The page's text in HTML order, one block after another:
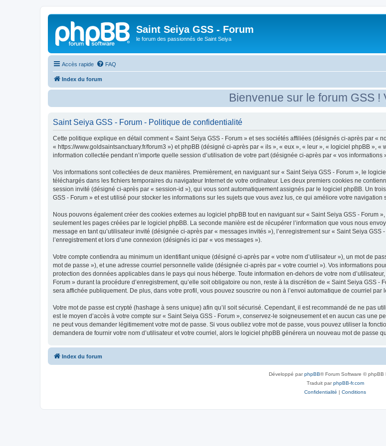
Saint Seiya GSS - Forum
le forum des passionnés de Saint Seiya
Accès rapide FAQ
Index du forum
Bienvenue sur le forum GSS !
Saint Seiya GSS - Forum - Politique de confidentialité
Cette politique explique en détail comment « Saint Seiya GSS - Forum » et ses sociétés affiliées (désignés ci-après par «
« https://www.goldsaintsanctuary.fr/forum3 ») et phpBB (désigné ci-après par « ils », « eux », « leur », « logiciel phpBB »,
information collectée pendant n’importe quelle session d’utilisation de votre part (désignée ci-après par « vos informations
Vos informations sont collectées de deux manières. Premièrement, en naviguant sur « Saint Seiya GSS - Forum », le
téléchargés dans les fichiers temporaires du navigateur Internet de votre ordinateur. Les deux premiers cookies ne
session invité (désigné ci-après par « session-id »), qui vous sont automatiquement assignés par le logiciel phpBB. Un
GSS - Forum » et est utilisé pour stocker les informations sur les sujets que vous avez lus, ce qui améliore votre navigation
Nous pouvons également créer des cookies externes au logiciel phpBB tout en naviguant sur « Saint Seiya GSS - Forum
seulement les pages créées par le logiciel phpBB. La seconde manière est de récupérer l’information que vous nous
message en tant qu’utilisateur invité (désignée ci-après par « messages invités »), l’enregistrement sur « Saint Seiya
l’enregistrement et lors d’une connexion (désignés ici par « vos messages »).
Votre compte contiendra au minimum un identifiant unique (désigné ci-après par « votre nom d’utilisateur »), un mot de
mot de passe »), et une adresse courriel personnelle valide (désignée ci-après par « votre courriel »). Vos informations
protection des données applicables dans le pays qui nous héberge. Toute information en-dehors de votre nom
Forum » durant la procédure d’enregistrement, qu’elle soit obligatoire ou non, reste à la discrétion de « Saint Seiya GSS
sera affichée publiquement. De plus, dans votre profil, vous pouvez souscrire ou non à l’envoi automatique de courriel par
Votre mot de passe est crypté (hashage à sens unique) afin qu’il soit sécurisé. Cependant, il est recommandé de ne pas
est le moyen d’accès à votre compte sur « Saint Seiya GSS - Forum », conservez-le soigneusement et en aucun cas une
ne peut vous demander légitimement votre mot de passe. Si vous oubliez votre mot de passe, vous pouvez utiliser la
demandera de fournir votre nom d’utilisateur et votre courriel, alors le logiciel phpBB générera un nouveau mot de passe
Index du forum
Développé parphpBB® Forum Software © phpBB
Traduit parphpBB-fr.com
Confidentialité | Conditions